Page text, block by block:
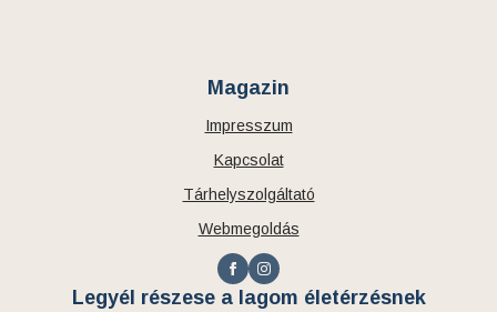
Magazin
Impresszum
Kapcsolat
Tárhelyszolgáltató
Webmegoldás
Legyél részese a lagom életérzésnek